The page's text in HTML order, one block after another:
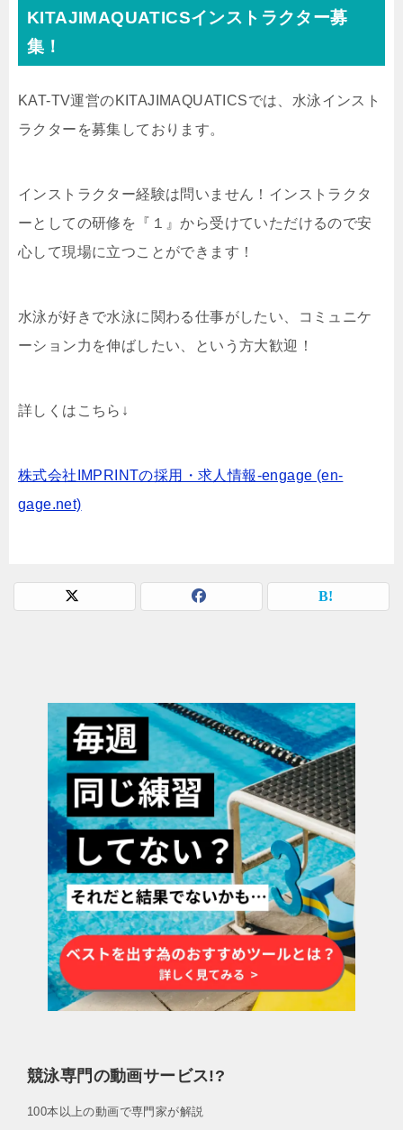
KITAJIMAQUATICSインストラクター募
集！
KAT-TV運営のKITAJIMAQUATICSでは、水泳インスト
ラクターを募集しております。
インストラクター経験は問いません！インストラクタ
ーとしての研修を『１』から受けていただけるので安
心して現場に立つことができます！
水泳が好きで水泳に関わる仕事がしたい、コミュニケ
ーション力を伸ばしたい、という方大歓迎！
詳しくはこちら↓
株式会社IMPRINTの採用・求人情報-engage (en-
gage.net)
競泳専門の動画サービス!?
100本以上の動画で専門家が解説